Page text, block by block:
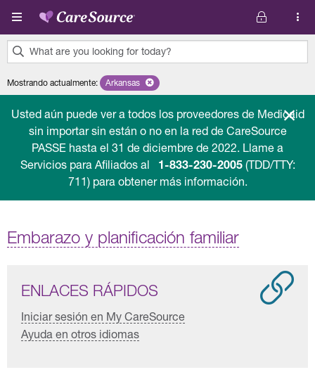
Pasar al contenido principal
What are you looking for today?
results
Mostrando actualmente: Remove selected state 'Arkansas'
Arkansas
Usted aún puede ver a todos los proveedores de Medicaid
sin importar sin están o no en la red de CareSource
PASSE hasta el 31 de diciembre de 2022. Llame a
Servicios para Afiliados al 1-833-230-2005(TDD/TTY:
711) para obtener más información.
Embarazo y planificación familiar
ENLACES RÁPIDOS
Iniciar sesión en My CareSource
Ayuda en otros idiomas